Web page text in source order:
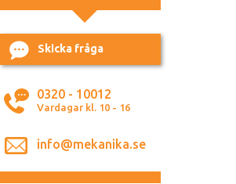
Skicka fråga
0320 - 10012
Vardagar kl. 10 - 16
info@mekanika.se